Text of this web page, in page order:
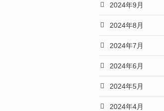
2024年9月
2024年8月
2024年7月
2024年6月
2024年5月
2024年4月